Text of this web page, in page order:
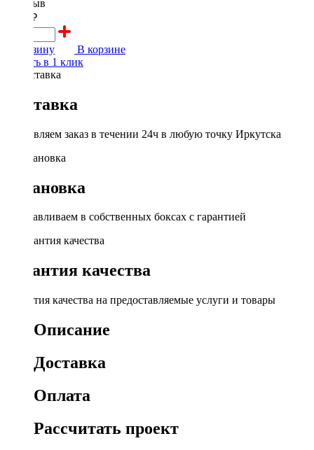
1700 ₽
В корзину
В корзине
Купить в 1 клик
Доставка
Доставляем заказ в течении 24ч в любую точку Иркутска
Установка
Устанавливаем в собственных боксах с гарантией
Гарантия качества
Гарантия качества на предоставляемые услуги и товары
Описание
Доставка
Оплата
Рассчитать проект